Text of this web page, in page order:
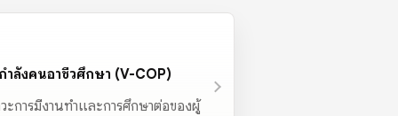
ำลังคนอาชีวศึกษา (V-COP)
ะการมีงานทำและการศึกษาต่อของผู้